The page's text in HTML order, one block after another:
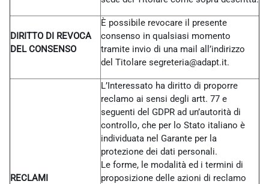
DIRITTO DI REVOCA
DEL CONSENSO
È possibile revocare il presente
consenso in qualsiasi momento
tramite invio di una mail all’indirizzo
del Titolare segreteria@adapt.it.
RECLAMI
L’Interessato ha diritto di proporre
reclamo ai sensi degli artt. 77 e
seguenti del GDPR ad un’autorità di
controllo, che per lo Stato italiano è
individuata nel Garante per la
protezione dei dati personali.
Le forme, le modalità ed i termini di
proposizione delle azioni di reclamo